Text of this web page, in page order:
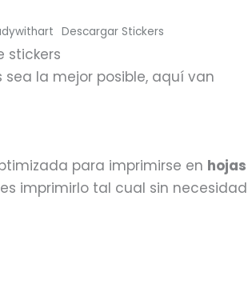
Descargar Stickers
stickers
la mejor posible, aquí van
para imprimirse en hojas
imprimirlo tal cual sin necesidad